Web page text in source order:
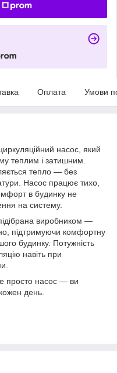
Оплата Умови
насос, який
теплим і затишним.
тепло — без
Насос працює тихо,
в будинку не
на систему.
виробником —
підтримуючи комфортну
будинку. Потужність
навіть при
просто насос — ви
день.